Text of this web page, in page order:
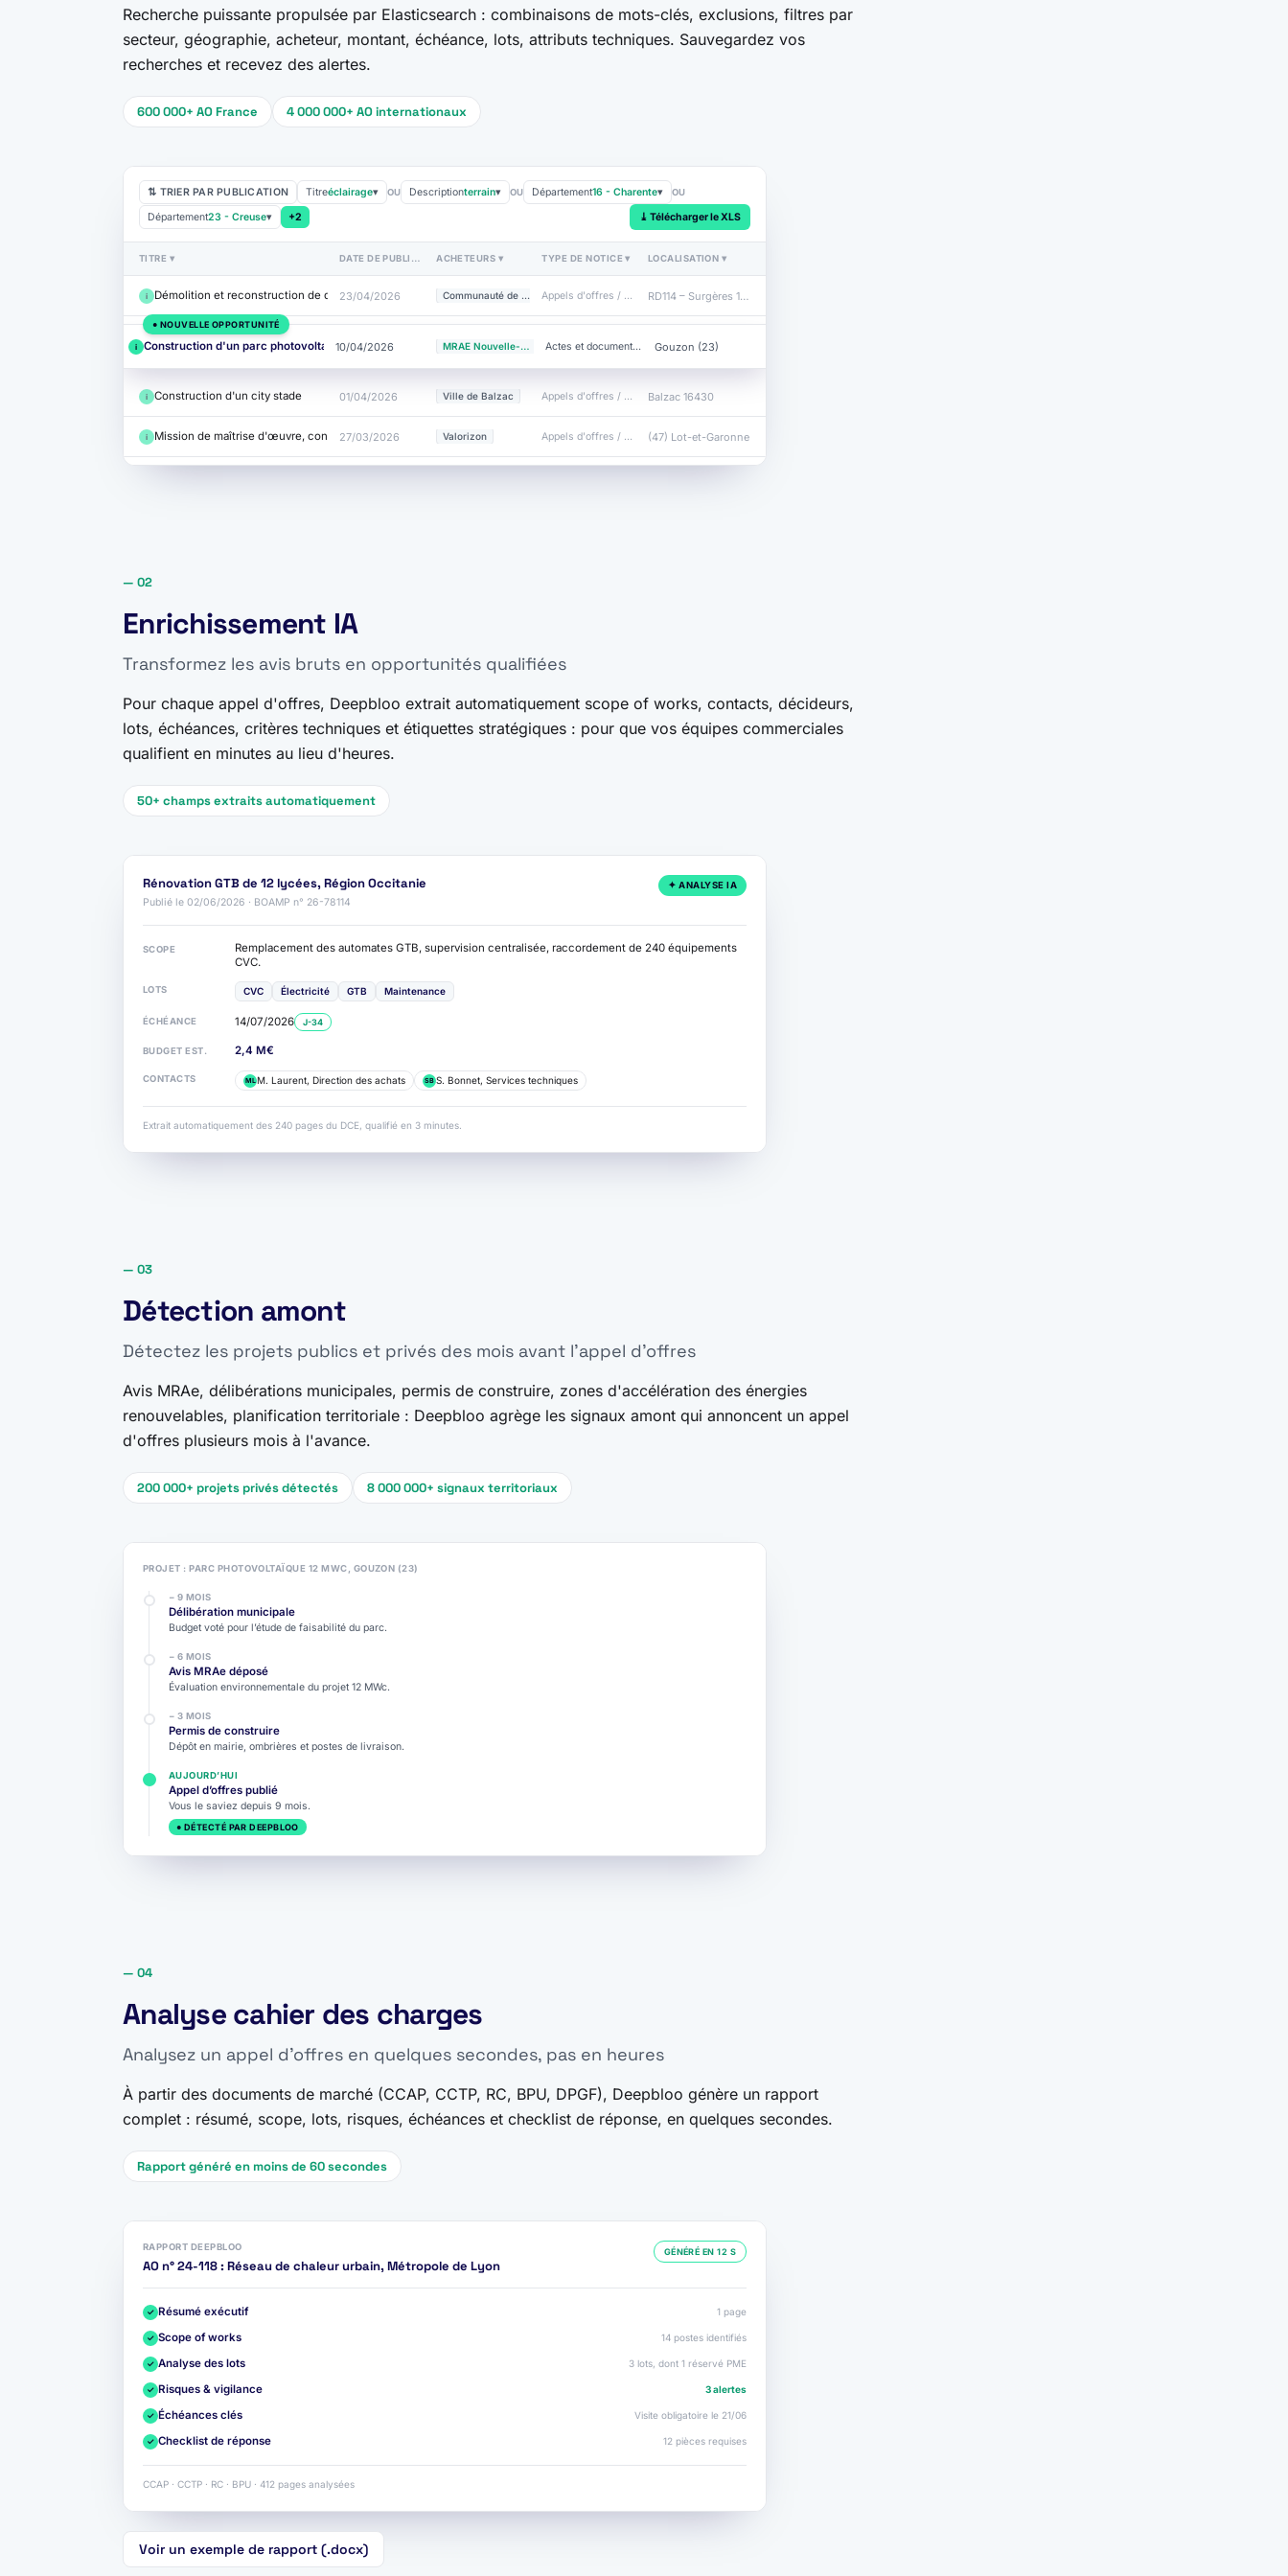
Recherche puissante propulsée par Elasticsearch : combinaisons de mots-clés, exclusions, filtres par
secteur, géographie, acheteur, montant, échéance, lots, attributs techniques. Sauvegardez vos
recherches et recevez des alertes.
600 000+ AO France 4 000 000+ AO internationaux
⇅ TRIER PAR PUBLICATION Titreéclairage▾ OU Descriptionterrain▾ OU Département16 - Charente▾ OU
Département23 - Creuse▾ +2 ⤓ Télécharger le XLS
TITRE ▾ DATE DE PUBLICATION ▾ ACHETEURS ▾ TYPE DE NOTICE ▾ LOCALISATION ▾
i Démolition et reconstruction de deux blocs sanitaires
23/04/2026 Communauté de commu… Appels d'offres / Dem… RD114 – Surgères 17700
● NOUVELLE OPPORTUNITÉ
i Construction d'un parc photovoltaïque à Gouzon
10/04/2026 MRAE Nouvelle-Aquit… Actes et documents adm… Gouzon (23)
i Construction d'un city stade 01/04/2026 Ville de Balzac Appels d'offres / Dem… Balzac 16430
i Mission de maîtrise d'œuvre, conformément…
27/03/2026 Valorizon Appels d'offres / Dem… (47) Lot-et-Garonne
— 02
Enrichissement IA
Transformez les avis bruts en opportunités qualifiées
Pour chaque appel d'offres, Deepbloo extrait automatiquement scope of works, contacts, décideurs,
lots, échéances, critères techniques et étiquettes stratégiques : pour que vos équipes commerciales
qualifient en minutes au lieu d'heures.
50+ champs extraits automatiquement
Rénovation GTB de 12 lycées, Région Occitanie
Publié le 02/06/2026 · BOAMP n° 26-78114
✦ ANALYSE IA
SCOPE
Remplacement des automates GTB, supervision centralisée, raccordement de 240 équipements
CVC.
LOTS CVC Électricité GTB Maintenance
ÉCHÉANCE 14/07/2026 J-34
BUDGET EST. 2,4 M€
CONTACTS MLM. Laurent, Direction des achats SB S. Bonnet, Services techniques
Extrait automatiquement des 240 pages du DCE, qualifié en 3 minutes.
— 03
Détection amont
Détectez les projets publics et privés des mois avant l'appel d'offres
Avis MRAe, délibérations municipales, permis de construire, zones d'accélération des énergies
renouvelables, planification territoriale : Deepbloo agrège les signaux amont qui annoncent un appel
d'offres plusieurs mois à l'avance.
200 000+ projets privés détectés 8 000 000+ signaux territoriaux
PROJET : PARC PHOTOVOLTAÏQUE 12 MWC, GOUZON (23)
− 9 MOIS
Délibération municipale
Budget voté pour l’étude de faisabilité du parc.
− 6 MOIS
Avis MRAe déposé
Évaluation environnementale du projet 12 MWc.
− 3 MOIS
Permis de construire
Dépôt en mairie, ombrières et postes de livraison.
AUJOURD’HUI
Appel d’offres publié
Vous le saviez depuis 9 mois.
● DÉTECTÉ PAR DEEPBLOO
— 04
Analyse cahier des charges
Analysez un appel d'offres en quelques secondes, pas en heures
À partir des documents de marché (CCAP, CCTP, RC, BPU, DPGF), Deepbloo génère un rapport
complet : résumé, scope, lots, risques, échéances et checklist de réponse, en quelques secondes.
Rapport généré en moins de 60 secondes
RAPPORT DEEPBLOO
AO n° 24-118 : Réseau de chaleur urbain, Métropole de Lyon
GÉNÉRÉ EN 12 S
✓ Résumé exécutif 1 page
✓ Scope of works 14 postes identifiés
✓ Analyse des lots 3 lots, dont 1 réservé PME
✓ Risques & vigilance 3 alertes
✓ Échéances clés Visite obligatoire le 21/06
✓ Checklist de réponse 12 pièces requises
CCAP · CCTP · RC · BPU · 412 pages analysées
Voir un exemple de rapport (.docx)